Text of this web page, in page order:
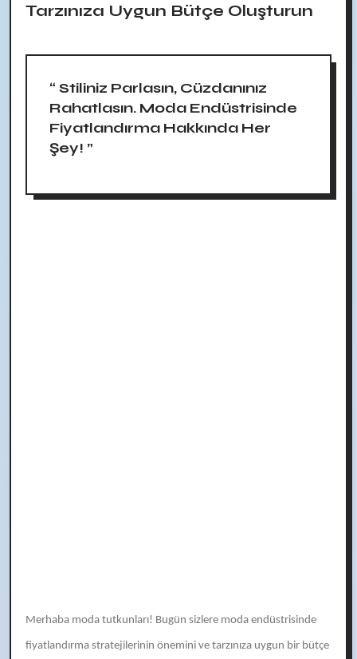
Tarzınıza Uygun Bütçe Oluşturun
“ Stiliniz Parlasın, Cüzdanınız
Rahatlasın. Moda Endüstrisinde
Fiyatlandırma Hakkında Her
Şey! ”
Merhaba moda tutkunları! Bugün sizlere moda endüstrisinde
fiyatlandırma stratejilerinin önemini ve tarzınıza uygun bir bütçe